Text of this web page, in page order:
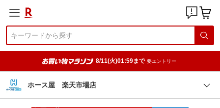
8/11(火)01:59まで 要エントリー
ホース屋 楽天市場店